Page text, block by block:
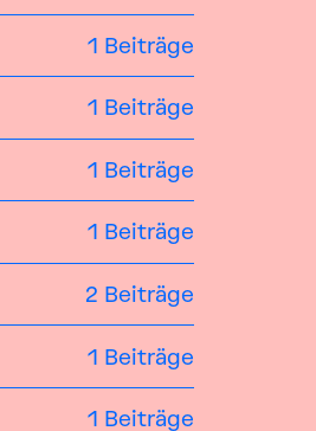
1 Beiträge
1 Beiträge
1 Beiträge
1 Beiträge
2 Beiträge
1 Beiträge
1 Beiträge